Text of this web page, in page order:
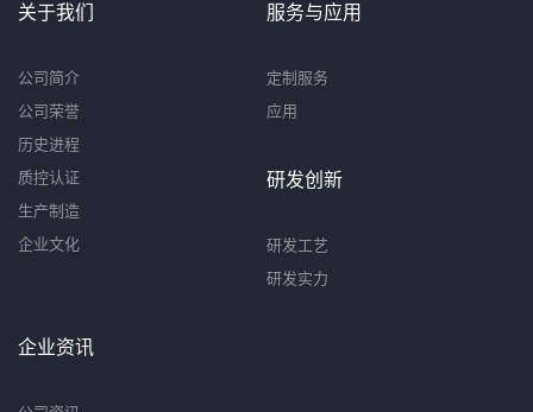
关于我们
公司简介
公司荣誉
历史进程
质控认证
生产制造
企业文化
服务与应用
定制服务
应用
研发创新
研发工艺
研发实力
企业资讯